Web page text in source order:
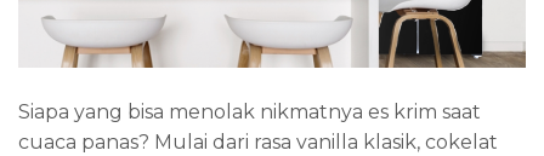
Siapa yang bisa menolak nikmatnya es krim saat
cuaca panas? Mulai dari rasa vanilla klasik, cokelat